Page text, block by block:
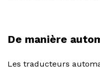
De manière
Les traducteurs